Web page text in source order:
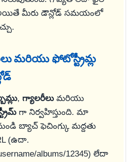
మీరు డౌన్లోడ్ సమయంలో
మరియు ఫోటోస్ట్రీమ్ల
, గ్యాలరీలుమరియు
గా నిర్వహిస్తుంది. మా
బ్యాచ్ ఫెచింగ్కు మద్దతు
(ఉదా.
albums/12345) లేదా